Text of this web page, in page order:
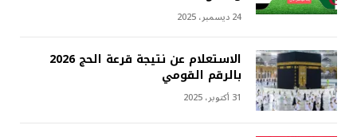
24 ديسمبر، 2025
الاستعلام عن نتيجة قرعة الحج 2026
بالرقم القومي
31 أكتوبر، 2025